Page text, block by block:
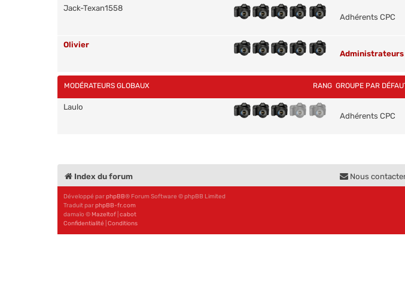
Jack-Texan1558
Adhérents CPC
Olivier
Administrateurs
RANG
MODÉRATEURS GLOBAUX GROUPE PAR
Laulo
Adhérents CPC
Index du forum Nous
Développé parphpBB® Forum Software © phpBB Limited
Traduit parphpBB-fr.com
damaïo © Mazeltof cabot
Confidentialité Conditions